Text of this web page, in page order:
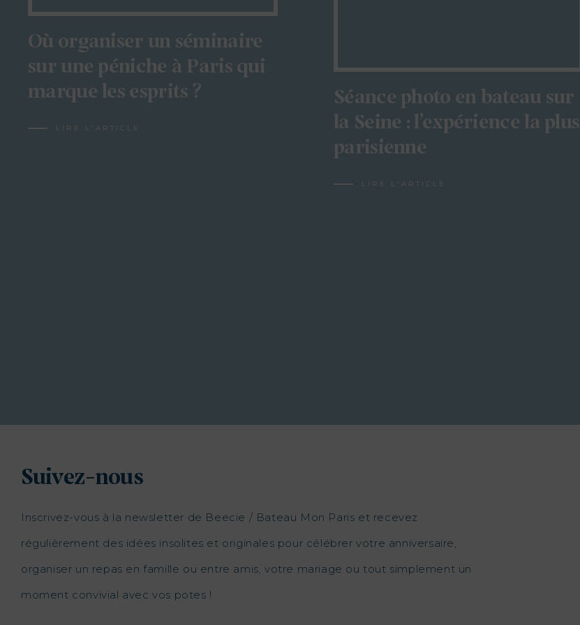
Où organiser un séminaire
sur une péniche à Paris qui
marque les esprits ?
LIRE L'ARTICLE
Séance photo en bateau sur
la Seine : l’expérience la plus
parisienne
LIRE L'ARTICLE
Suivez-nous
Inscrivez-vous à la newsletter de Beecie / Bateau Mon Paris et recevez
régulièrement des idées insolites et originales pour célébrer votre anniversaire,
organiser un repas en famille ou entre amis, votre mariage ou tout simplement un
moment convivial avec vos potes !